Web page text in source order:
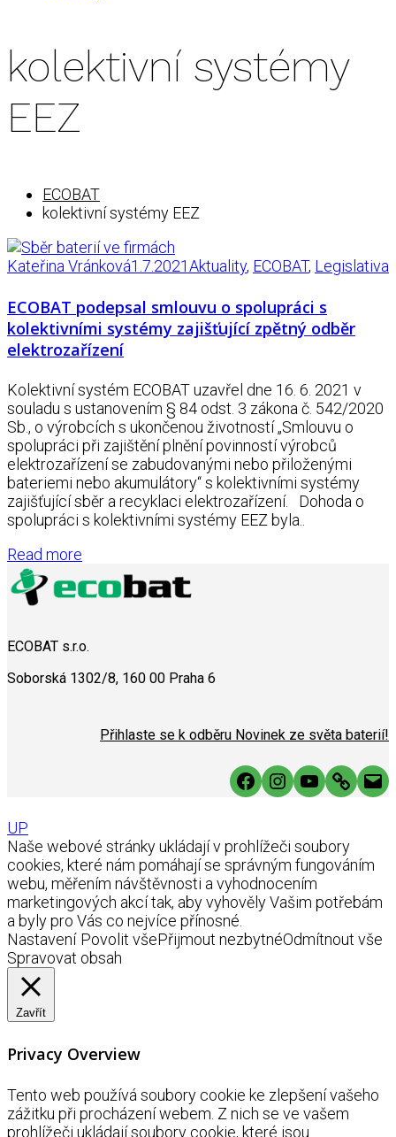
kolektivní systémy
EEZ
ECOBAT
kolektivní systémy EEZ
Kateřina Vránková1.7.2021Aktuality, ECOBAT, Legislativa
ECOBAT podepsal smlouvu o spolupráci s
kolektivními systémy zajišťující zpětný odběr
elektrozařízení
Kolektivní systém ECOBAT uzavřel dne 16. 6. 2021 v
souladu s ustanovením § 84 odst. 3 zákona č. 542/2020
Sb., o výrobcích s ukončenou životností „Smlouvu o
spolupráci při zajištění plnění povinností výrobců
elektrozařízení se zabudovanými nebo přiloženými
bateriemi nebo akumulátory“ s kolektivními systémy
zajišťující sběr a recyklaci elektrozařízení. Dohoda o
spolupráci s kolektivními systémy EEZ byla..
Read more
ECOBAT s.r.o.
Soborská 1302/8, 160 00 Praha 6
Přihlaste se k odběru Novinek ze světa baterií!
Facebook
Instagram
YouTube
Link
UP
Naše webové stránky ukládají v prohlížeči soubory
cookies, které nám pomáhají se správným fungováním
webu, měřením návštěvnosti a vyhodnocením
marketingových akcí tak, aby vyhověly Vašim potřebám
a byly pro Vás co nejvíce přínosné.
Nastavení Povolit všePřijmout nezbytnéOdmítnout vše
Spravovat obsah
Zavřít
Privacy Overview
Tento web používá soubory cookie ke zlepšení vašeho
zážitku při procházení webem. Z nich se ve vašem
prohlížeči ukládají soubory cookie, které jsou